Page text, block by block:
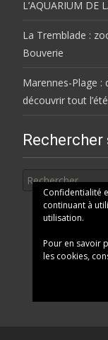
L’AQUARIUM DE
La Tremblade :
Bouverie
Marennes-Plage :
découvrir tout l’été
Confidentialité
continuant à
utilisation.
Pour en savoir
les cookies,